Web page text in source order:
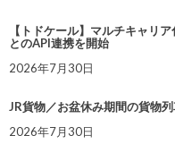
【トドケール】マルチキャリ
とのAPI連携を開始
2026年7月30日
JR貨物／お盆休み期間の貨物
2026年7月30日